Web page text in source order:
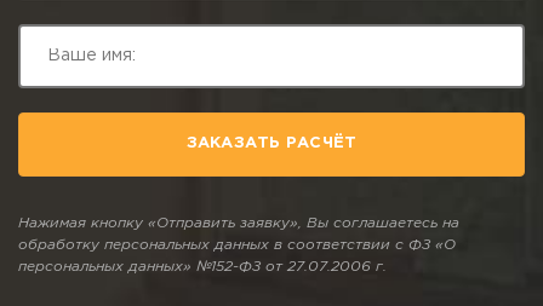
ЗАКАЗАТЬ РАСЧЁТ
Нажимая кнопку «Отправить заявку», Вы соглашаетесь на
обработку персональных данных в соответствии с ФЗ «О
персональных данных» №152-ФЗ от 27.07.2006 г.